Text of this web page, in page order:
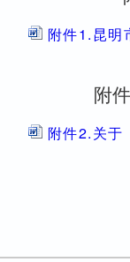
附件1.昆明
附
附件2.关于